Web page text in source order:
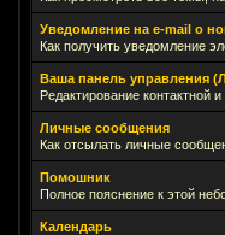
Уведомление на е-mail о
Как получить уведомление
Ваша панель управления
Редактирование контактной
Личные сообщения
Как отсылать личные
Помошник
Полное пояснение к этой
Календарь